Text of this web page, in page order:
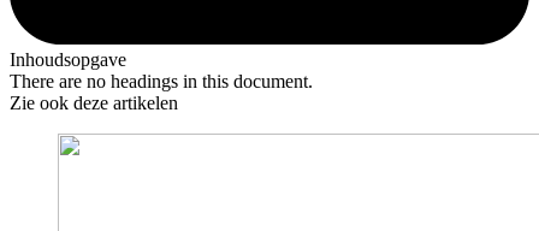
Inhoudsopgave
There are no headings in this document.
Zie ook deze artikelen